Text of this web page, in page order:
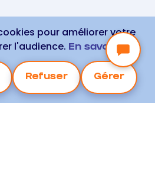
pour améliorer votre
l'audience. En savoir plus
Refuser Gérer